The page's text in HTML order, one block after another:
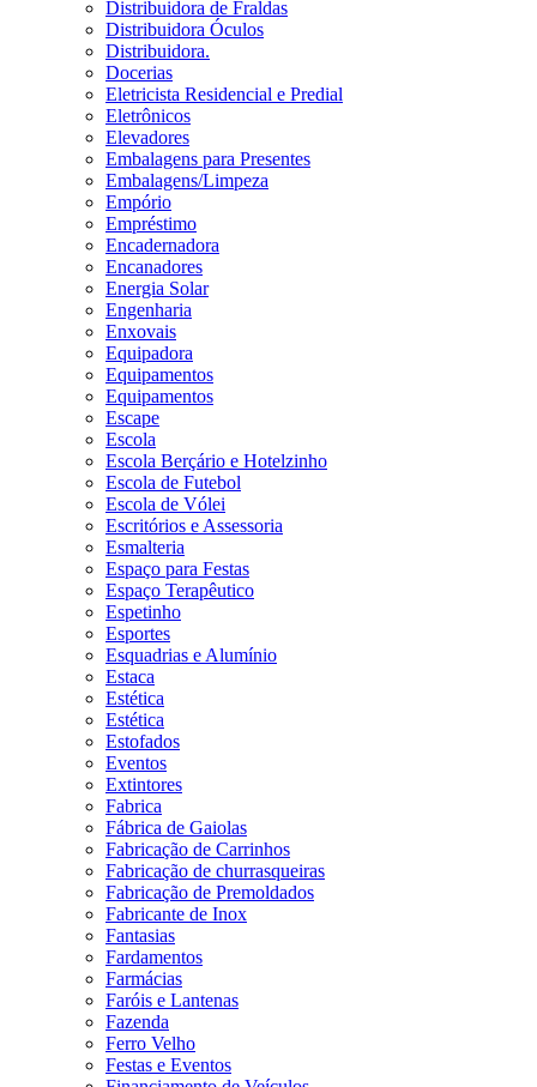
Distribuidora de Fraldas
Distribuidora Óculos
Distribuidora.
Docerias
Eletricista Residencial e Predial
Eletrônicos
Elevadores
Embalagens para Presentes
Embalagens/Limpeza
Empório
Empréstimo
Encadernadora
Encanadores
Energia Solar
Engenharia
Enxovais
Equipadora
Equipamentos
Equipamentos
Escape
Escola
Escola Berçário e Hotelzinho
Escola de Futebol
Escola de Vólei
Escritórios e Assessoria
Esmalteria
Espaço para Festas
Espaço Terapêutico
Espetinho
Esportes
Esquadrias e Alumínio
Estaca
Estética
Estética
Estofados
Eventos
Extintores
Fabrica
Fábrica de Gaiolas
Fabricação de Carrinhos
Fabricação de churrasqueiras
Fabricação de Premoldados
Fabricante de Inox
Fantasias
Fardamentos
Farmácias
Faróis e Lantenas
Fazenda
Ferro Velho
Festas e Eventos